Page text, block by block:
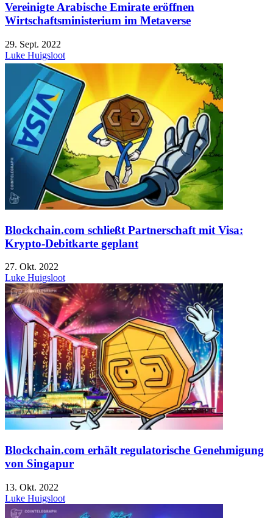
Vereinigte Arabische Emirate eröffnen
Wirtschaftsministerium im Metaverse
29. Sept. 2022
Luke Huigsloot
Blockchain.com schließt Partnerschaft mit Visa:
Krypto-Debitkarte geplant
27. Okt. 2022
Luke Huigsloot
Blockchain.com erhält regulatorische Genehmigung
von Singapur
13. Okt. 2022
Luke Huigsloot